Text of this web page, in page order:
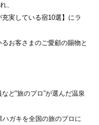
、
実している宿10選】 にラ
お客さまのご愛顧の賜物と
ど”旅のプロ”が選んだ温泉
ガキを全国の旅のプロに